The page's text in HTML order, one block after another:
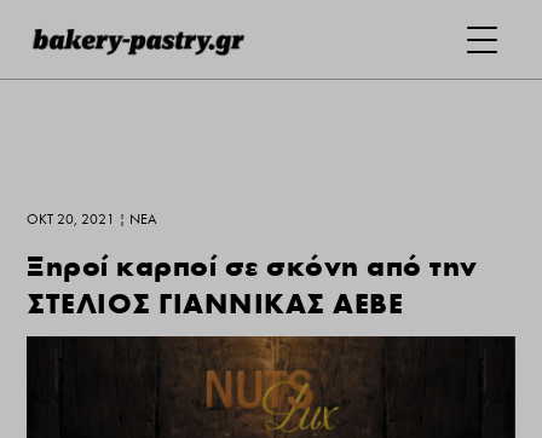
ΟΚΤ 20, 2021 | ΝΕΑ
Ξηροί καρποί σε σκόνη από την
ΣΤΕΛΙΟΣ ΓΙΑΝΝΙΚΑΣ ΑΕΒΕ